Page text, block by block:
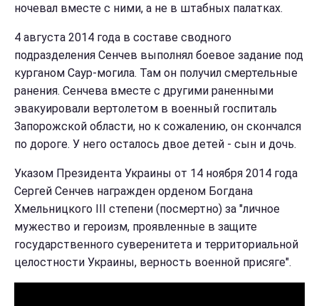
ночевал вместе с ними, а не в штабных палатках.
4 августа 2014 года в составе сводного
подразделения Сенчев выполнял боевое задание под
курганом Саур-могила. Там он получил смертельные
ранения. Сенчева вместе с другими раненными
эвакуировали вертолетом в военный госпиталь
Запорожской области, но к сожалению, он скончался
по дороге. У него осталось двое детей - сын и дочь.
Указом Президента Украины от 14 ноября 2014 года
Сергей Сенчев награжден орденом Богдана
Хмельницкого III степени (посмертно) за "личное
мужество и героизм, проявленные в защите
государственного суверенитета и территориальной
целостности Украины, верность военной присяге".